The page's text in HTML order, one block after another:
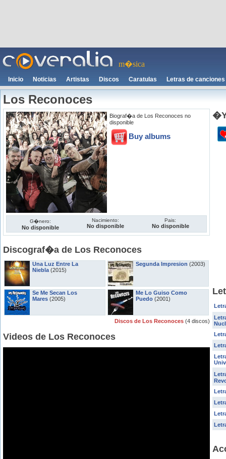
m�sica
Inicio Noticias Artistas Discos Caratulas Letras de canciones
Los Reconoces
Biograf�a de Los Reconoces no
disponible
Buy albums
G�nero:
No disponible
Nacimiento:
No disponible
Pais:
No disponible
Discograf�a de Los Reconoces
Una Luz Entre La
Niebla (2015)
Se Me Secan Los
Mares (2005)
Segunda Impresion (2003)
Me Lo Guiso Como
Puedo (2001)
Discos de Los Reconoces (4 discos)
Videos de Los Reconoces